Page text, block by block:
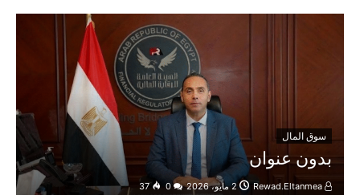
سوق المال
‫بدون عنوان‬
2 مايو، 2026 0
37